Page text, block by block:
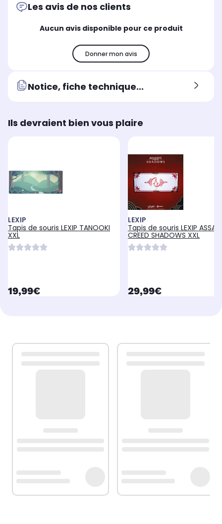
Les avis de nos clients
Aucun avis disponible pour ce produit
Donner mon avis
Notice, fiche technique...
Ils devraient bien vous plaire
LEXIP
Tapis de souris LEXIP TANOOKI
XXL
currentPrice
19,99€
LEXIP
Tapis de souris LEXIP
CREED SHADOWS XXL
currentPrice
29,99€